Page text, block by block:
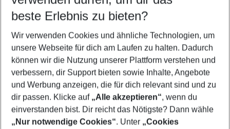
5-8 Nächte
2 Erwachsene Keine Kinder
Mehr Filter anzeigen
beste Erlebnis zu bieten?
Wir verwenden Cookies und ähnliche Technologien, um
unsere Webseite für dich am Laufen zu halten. Dadurch
können wir die Nutzung unserer Plattform verstehen und
verbessern, dir Support bieten sowie Inhalte, Angebote
und Werbung anzeigen, die für dich relevant sind und zu
dir passen. Klicke auf „Alle akzeptieren“, wenn du
einverstanden bist. Dir reicht das Nötigste? Dann wähle
„Nur notwendige Cookies“. Unter „Cookies